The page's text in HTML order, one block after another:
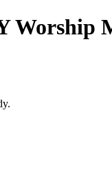
Worship